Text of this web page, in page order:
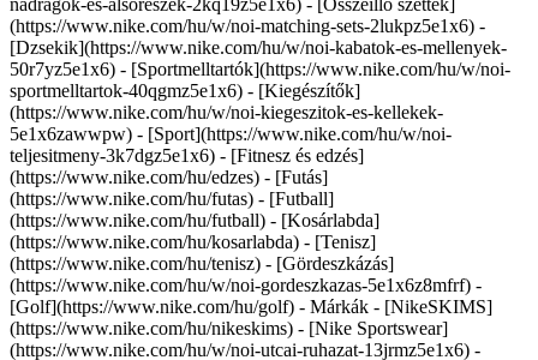
nadragok-es-alsoreszek-2kq19z5e1x6) - [Összeillő szettek]
(https://www.nike.com/hu/w/noi-matching-sets-2lukpz5e1x6) -
[Dzsekik](https://www.nike.com/hu/w/noi-kabatok-es-mellenyek-
50r7yz5e1x6) - [Sportmelltartók](https://www.nike.com/hu/w/noi-
sportmelltartok-40qgmz5e1x6) - [Kiegészítők]
(https://www.nike.com/hu/w/noi-kiegeszitok-es-kellekek-
5e1x6zawwpw) - [Sport](https://www.nike.com/hu/w/noi-
teljesitmeny-3k7dgz5e1x6) - [Fitnesz és edzés]
(https://www.nike.com/hu/edzes) - [Futás]
(https://www.nike.com/hu/futas) - [Futball]
(https://www.nike.com/hu/futball) - [Kosárlabda]
(https://www.nike.com/hu/kosarlabda) - [Tenisz]
(https://www.nike.com/hu/tenisz) - [Gördeszkázás]
(https://www.nike.com/hu/w/noi-gordeszkazas-5e1x6z8mfrf) -
[Golf](https://www.nike.com/hu/golf) - Márkák - [NikeSKIMS]
(https://www.nike.com/hu/nikeskims) - [Nike Sportswear]
(https://www.nike.com/hu/w/noi-utcai-ruhazat-13jrmz5e1x6) -